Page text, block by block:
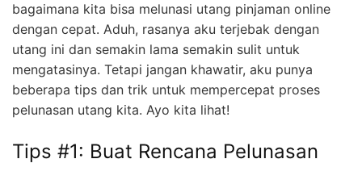
bagaimana kita bisa melunasi utang pinjaman online
dengan cepat. Aduh, rasanya aku terjebak dengan
utang ini dan semakin lama semakin sulit untuk
mengatasinya. Tetapi jangan khawatir, aku punya
beberapa tips dan trik untuk mempercepat proses
pelunasan utang kita. Ayo kita lihat!
Tips #1: Buat Rencana Pelunasan